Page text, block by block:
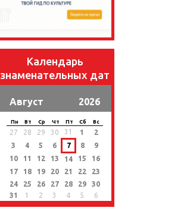
Календарь
знаменательных дат
Август 2026
Пн Вт Ср Чт Пт Сб Вс
27 28 29 30 31 1
2
3
4 5 6 7 8
9
10
11 12 13 14 15
16
17
18 19 20 21 22
23
24
25 26 27 28 29
30
31
1 2 3 4 5 6